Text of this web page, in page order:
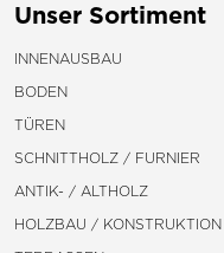
Unser Sortiment
INNENAUSBAU
BODEN
TÜREN
SCHNITTHOLZ / FURNIER
ANTIK- / ALTHOLZ
HOLZBAU / KONSTRUKTION